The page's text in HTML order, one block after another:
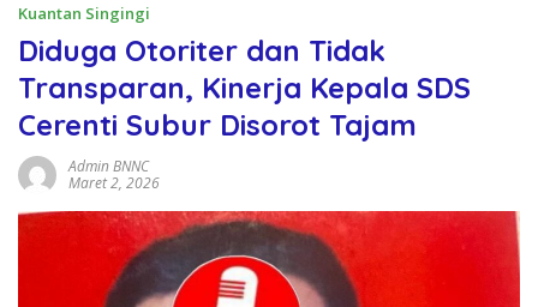
Kuantan Singingi
Diduga Otoriter dan Tidak
Transparan, Kinerja Kepala SDS
Cerenti Subur Disorot Tajam
Admin BNNC
Maret 2, 2026